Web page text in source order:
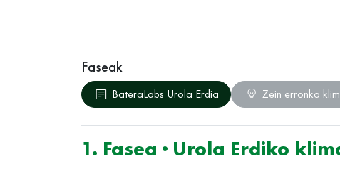
Faseak
BateraLabs Urola Erdia Zein erronka
1. Fasea · Urola Erdiko